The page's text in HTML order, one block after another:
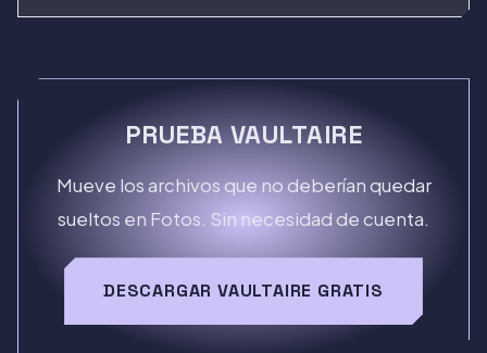
PRUEBA VAULTAIRE
Mueve los archivos que no deberían quedar
sueltos en Fotos. Sin necesidad de cuenta.
DESCARGAR VAULTAIRE GRATIS